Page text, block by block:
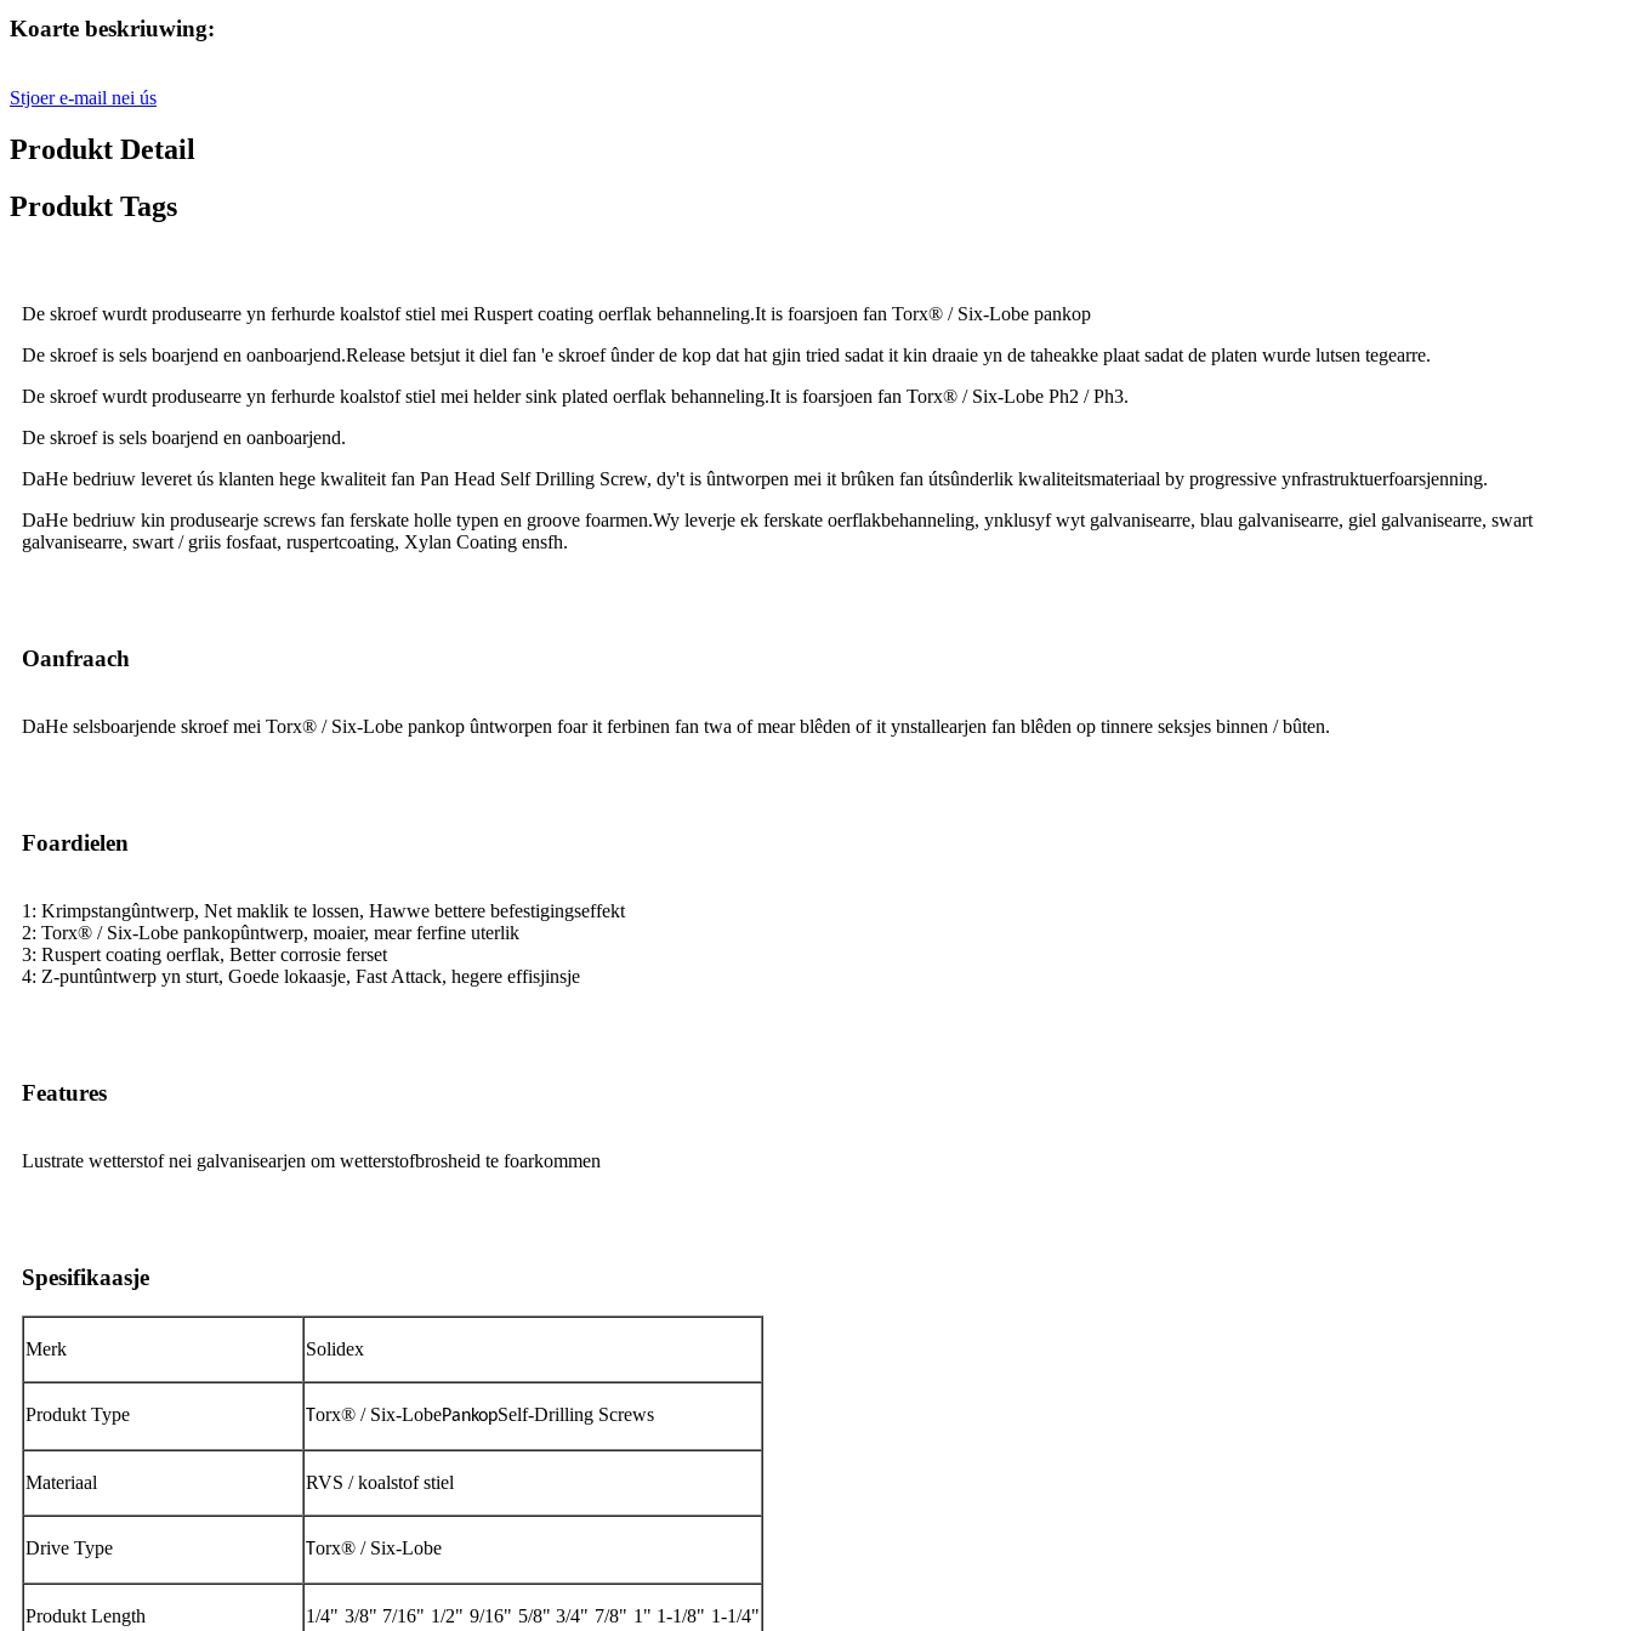
Koarte beskriuwing:
Stjoer e-mail nei ús
Produkt Detail
Produkt Tags
De skroef wurdt produsearre yn ferhurde koalstof stiel mei Ruspert coating oerflak behanneling.It is foarsjoen fan Torx® / Six-Lobe pankop
De skroef is sels boarjend en oanboarjend.Release betsjut it diel fan 'e skroef ûnder de kop dat hat gjin tried sadat it kin draaie yn de taheakke plaat sadat de platen wurde lutsen tegearre.
De skroef wurdt produsearre yn ferhurde koalstof stiel mei helder sink plated oerflak behanneling.It is foarsjoen fan Torx® / Six-Lobe Ph2 / Ph3.
De skroef is sels boarjend en oanboarjend.
DaHe bedriuw leveret ús klanten hege kwaliteit fan Pan Head Self Drilling Screw, dy't is ûntworpen mei it brûken fan útsûnderlik kwaliteitsmateriaal by progressive ynfrastruktuerfoarsjenning.
DaHe bedriuw kin produsearje screws fan ferskate holle typen en groove foarmen.Wy leverje ek ferskate oerflakbehanneling, ynklusyf wyt galvanisearre, blau galvanisearre, giel galvanisearre, swart
galvanisearre, swart / griis fosfaat, ruspertcoating, Xylan Coating ensfh.
Oanfraach
DaHe selsboarjende skroef mei Torx® / Six-Lobe pankop ûntworpen foar it ferbinen fan twa of mear blêden of it ynstallearjen fan blêden op tinnere seksjes binnen / bûten.
Foardielen
1: Krimpstangûntwerp, Net maklik te lossen, Hawwe bettere befestigingseffekt
2: Torx® / Six-Lobe pankopûntwerp, moaier, mear ferfine uterlik
3: Ruspert coating oerflak, Better corrosie ferset
4: Z-puntûntwerp yn sturt, Goede lokaasje, Fast Attack, hegere effisjinsje
Features
Lustrate wetterstof nei galvanisearjen om wetterstofbrosheid te foarkommen
Spesifikaasje
Merk Solidex
Produkt Type Torx® / Six-LobePankopSelf-Drilling Screws
Materiaal RVS / koalstof stiel
Drive Type Torx® / Six-Lobe
Produkt Length
1/4" 3/8" 7/16" 1/2" 9/16" 5/8" 3/4" 7/8" 1" 1-1/8" 1-1/4"